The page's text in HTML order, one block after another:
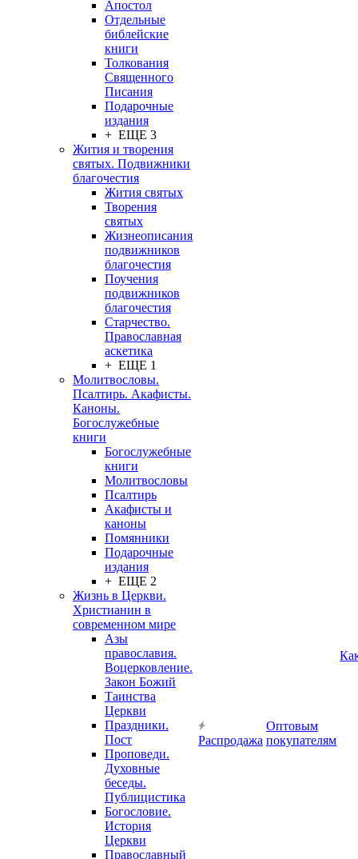
Апостол
Отдельные
библейские
книги
Толкования
Священного
Писания
Подарочные
издания
+ ЕЩЕ 3
Жития и творения
святых. Подвижники
благочестия
Жития святых
Творения
святых
Жизнеописания
подвижников
благочестия
Поучения
подвижников
благочестия
Старчество.
Православная
аскетика
+ ЕЩЕ 1
Молитвословы.
Псалтирь. Акафисты.
Каноны.
Богослужебные
книги
Богослужебные
книги
Молитвословы
Псалтирь
Акафисты и
каноны
Помянники
Подарочные
издания
+ ЕЩЕ 2
Жизнь в Церкви.
Христианин в
современном мире
Азы
православия.
Воцерковление.
Закон Божий
Таинства
Церкви
Праздники.
Пост
Проповеди.
Духовные
беседы.
Публицистика
Богословие.
История
Церкви
Православный
Распродажа
Оптовым
покупателям